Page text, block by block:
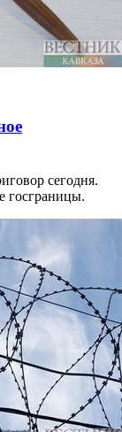
сегодня.
госграницы.